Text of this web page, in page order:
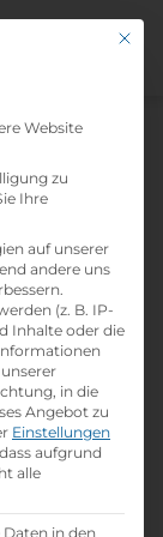
Mit
Website
zu
Ihre
auf unserer
andere uns
(z. B. IP-
Inhalte oder die
in die
Angebot zu
Einstellungen
aufgrund
alle
Daten in den